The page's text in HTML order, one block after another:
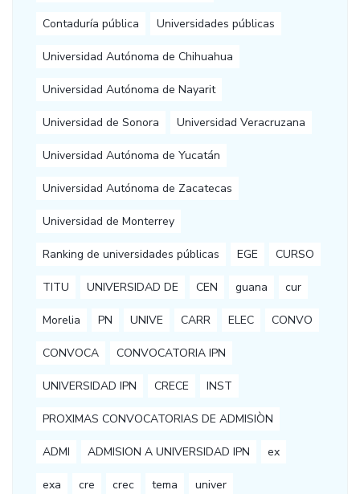
Contaduría pública Universidades públicas
Universidad Autónoma de Chihuahua
Universidad Autónoma de Nayarit
Universidad de Sonora Universidad Veracruzana
Universidad Autónoma de Yucatán
Universidad Autónoma de Zacatecas
Universidad de Monterrey
Ranking de universidades públicas EGE CURSO
TITU UNIVERSIDAD DE CEN guana cur
Morelia PN UNIVE CARR ELEC CONVO
CONVOCA CONVOCATORIA IPN
UNIVERSIDAD IPN CRECE INST
PROXIMAS CONVOCATORIAS DE ADMISIÒN
ADMI ADMISION A UNIVERSIDAD IPN ex
exa cre crec tema univer